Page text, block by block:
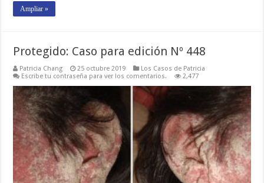
Ampliar »
Protegido: Caso para edición Nº 448
Patricia Chang 25 octubre 2019
Los Casos de Patricia
Escribe tu contraseña para ver los comentarios.
2,477